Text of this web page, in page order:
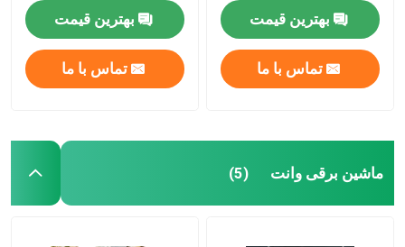
بهترین قیمت
تماس با ما
بهترین قیمت
تماس با ما
ماشین برقی وانت (5)